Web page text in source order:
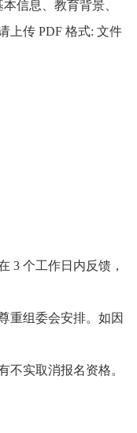
信息、教育背景、
上传 PDF 格式: 文件
3 个工作日内反馈，
重组委会安排。如因
不实取消报名资格。